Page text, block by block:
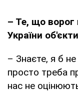
– Те, що
України
– Знаєте, я б
просто треба
нас не